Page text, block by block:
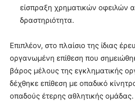
είσπραξη χρηματικών οφειλών
δραστηριότητα.
Επιπλέον, στο πλαίσιο της ίδιας
οργανωμένη επίθεση που
βάρος μέλους της εγκληματικής
δέχθηκε επίθεση με οπαδικό
οπαδούς έτερης αθλητικής ομάδας.